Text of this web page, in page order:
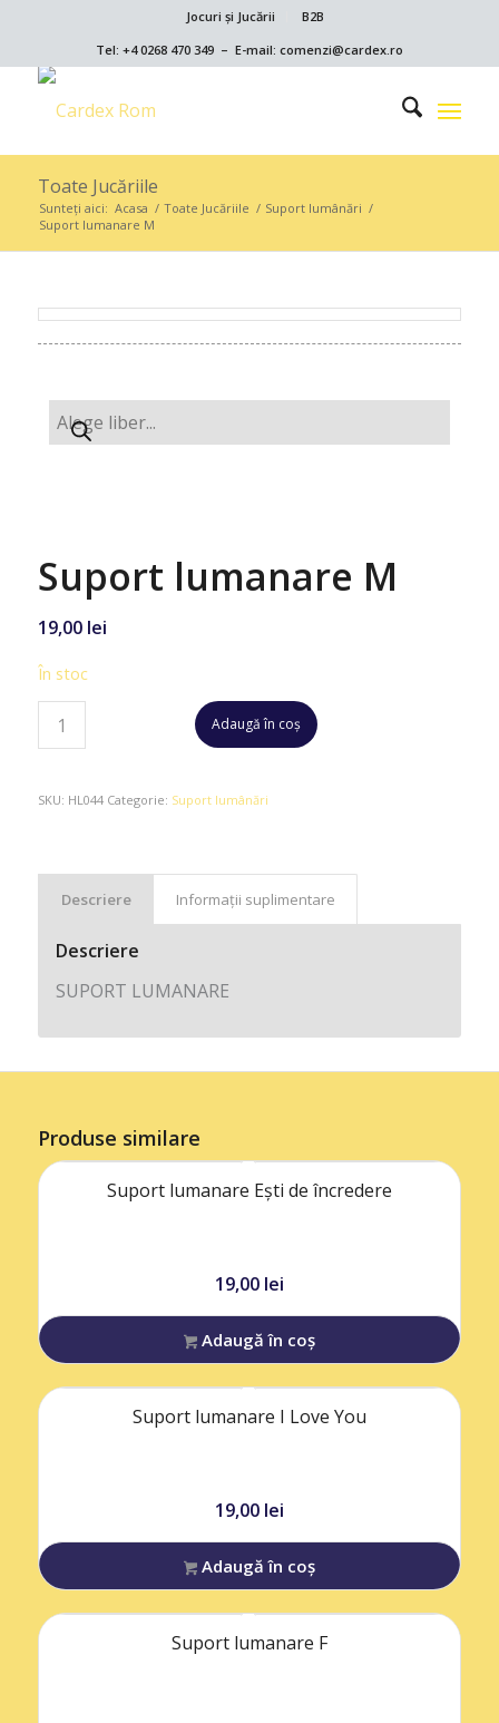
Jocuri și Jucării
B2B
Tel: +4 0268 470 349 – E-mail: comenzi@cardex.ro
Toate Jucăriile
Sunteți aici: Acasa / Toate Jucăriile / Suport lumânări /
Suport lumanare M
Suport lumanare M
19,00 lei
În stoc
Adaugă în coș
SKU: HL044 Categorie: Suport lumânări
Descriere Informații suplimentare
Descriere
SUPORT LUMANARE
Produse similare
Suport lumanare Ești de încredere
19,00 lei
Adaugă în coș
Suport lumanare I Love You
19,00 lei
Adaugă în coș
Suport lumanare F